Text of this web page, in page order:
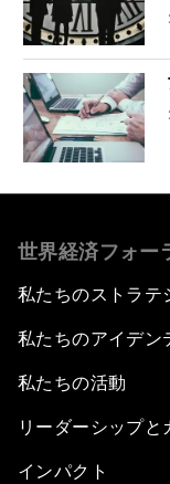
世界経済フォー
私たちのストラテ
私たちのアイデン
私たちの活動
リーダーシップと
インパクト